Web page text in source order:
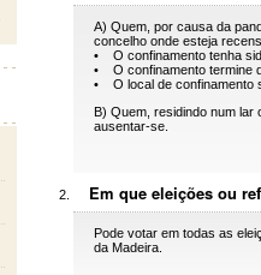
A) Quem, por causa da
concelho onde esteja
• O confinamento tenha
• O confinamento termine
• O local de confinamento
B) Quem, residindo num lar
ausentar-se.
Em que eleições ou
Pode votar em todas as
da Madeira.